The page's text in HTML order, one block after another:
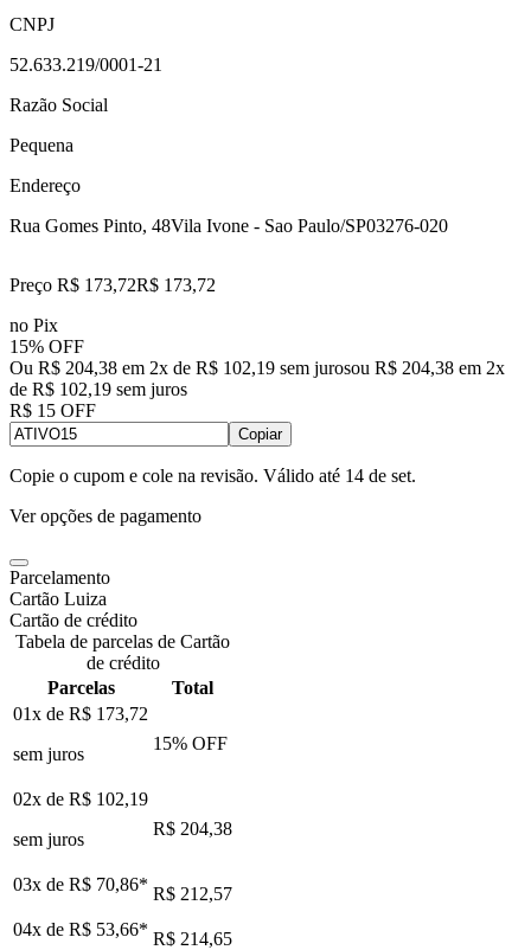
CNPJ
52.633.219/0001-21
Razão Social
Pequena
Endereço
Rua Gomes Pinto, 48Vila Ivone - Sao Paulo/SP03276-020
Preço R$ 173,72R$ 173,72
no Pix
15% OFF
Ou R$ 204,38 em 2x de R$ 102,19 sem jurosou R$ 204,38 em 2x
de R$ 102,19 sem juros
R$ 15 OFF
Copiar
Copie o cupom e cole na revisão. Válido até 14 de set.
Ver opções de pagamento
Parcelamento
Cartão Luiza
Cartão de crédito
Tabela de parcelas de Cartão
de crédito
Parcelas
Total
01x de R$ 173,72
sem juros
15% OFF
02x de R$ 102,19
sem juros
R$ 204,38
03x de R$ 70,86* R$ 212,57
04x de R$ 53,66* R$ 214,65